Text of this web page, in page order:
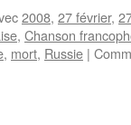
2008, 27 février,
, Chanson
, mort, Russie |